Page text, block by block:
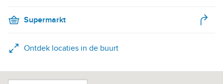
Supermarkt
Ontdek locaties in de buurt
Kaart